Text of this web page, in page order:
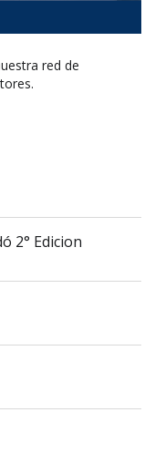
red de
2° Edicion